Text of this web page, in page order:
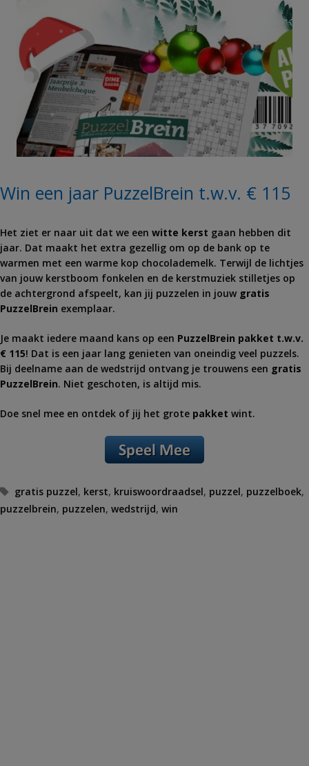
Win een jaar PuzzelBrein t.w.v. € 115
Het ziet er naar uit dat we een witte kerst gaan hebben dit
jaar. Dat maakt het extra gezellig om op de bank op te
warmen met een warme kop chocolademelk. Terwijl de lichtjes
van jouw kerstboom fonkelen en de kerstmuziek stilletjes op
de achtergrond afspeelt, kan jij puzzelen in jouw gratis
PuzzelBrein exemplaar.
Je maakt iedere maand kans op een PuzzelBrein pakket t.w.v.
€ 115! Dat is een jaar lang genieten van oneindig veel puzzels.
Bij deelname aan de wedstrijd ontvang je trouwens een gratis
PuzzelBrein. Niet geschoten, is altijd mis.
Doe snel mee en ontdek of jij het grote pakket wint.
Tags
gratis puzzel, kerst, kruiswoordraadsel, puzzel, puzzelboek,
puzzelbrein, puzzelen, wedstrijd, win